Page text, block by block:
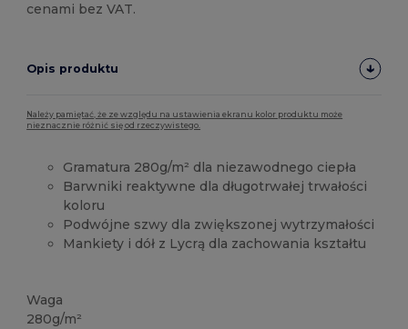
cenami bez VAT.
Opis produktu
Należy pamiętać, że ze względu na ustawienia ekranu kolor produktu może
nieznacznie różnić się od rzeczywistego.
Gramatura 280g/m² dla niezawodnego ciepła
Barwniki reaktywne dla długotrwałej trwałości
koloru
Podwójne szwy dla zwiększonej wytrzymałości
Mankiety i dół z Lycrą dla zachowania kształtu
Waga
280g/m²